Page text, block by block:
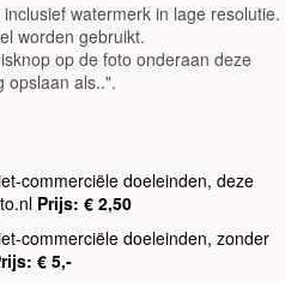
watermerk in lage resolutie.
worden gebruikt.
op de foto onderaan deze
opslaan als..".
commerciële doeleinden, deze
Prijs: € 2,50
commerciële doeleinden, zonder
€ 5,-